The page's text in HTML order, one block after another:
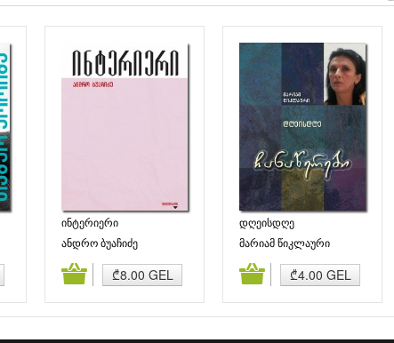
ინტერიერი
ანდრო ბუაჩიძე
₾8.00 GEL
დღეისდღე
მარიამ წიკლაური
₾4.00 GEL
კალათაში დამატება კალათაში დამატება